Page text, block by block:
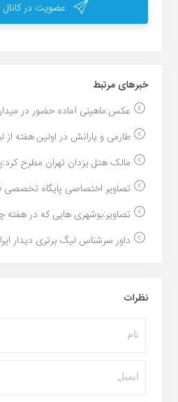
عضویت در کانال
خبر‌های مرتبط
عکس:ماهینی آماده حضور در
طارمی و یارانش در اولین هفته
مالک هتل یزدان تهران مطرح
تصاویر اختصاصی پایگاه تخصصی
تصاویر:بوشهری هایی که در
داور سرشناس لیگ برتری دیدار
نظرات